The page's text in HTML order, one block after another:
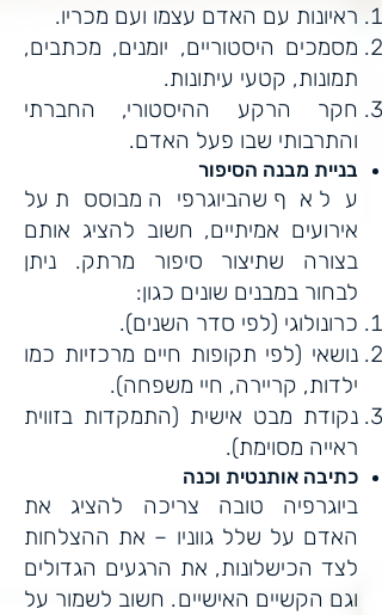
ראיונות עם האדם עצמו ועם מכריו.
מסמכים היסטוריים, יומנים, מכתבים,
תמונות, קטעי עיתונות.
חקר הרקע ההיסטורי, החברתי
והתרבותי שבו פעל האדם.
בניית מבנה הסיפור
על אף שהביוגרפיה מבוססת על
אירועים אמיתיים, חשוב להציג אותם
בצורה שתיצור סיפור מרתק. ניתן
לבחור במבנים שונים כגון:
כרונולוגי (לפי סדר השנים).
נושאי (לפי תקופות חיים מרכזיות כמו
ילדות, קריירה, חיי משפחה).
נקודת מבט אישית (התמקדות בזווית
ראייה מסוימת).
כתיבה אותנטית וכנה
ביוגרפיה טובה צריכה להציג את
האדם על שלל גווניו – את ההצלחות
לצד הכישלונות, את הרגעים הגדולים
וגם הקשיים האישיים. חשוב לשמור על